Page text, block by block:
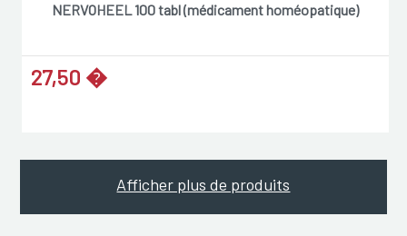
NERVOHEEL 100 tabl (médicament homéopatique)
27,50 �
Afficher plus de produits